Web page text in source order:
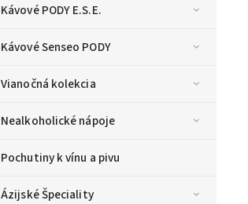
Kávové PODY E.S.E.
Kávové Senseo PODY
Vianočná kolekcia
Nealkoholické nápoje
Pochutiny k vínu a pivu
Ázijské Špeciality